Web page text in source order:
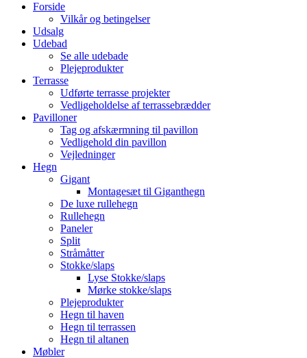
Forside
Vilkår og betingelser
Udsalg
Udebad
Se alle udebade
Plejeprodukter
Terrasse
Udførte terrasse projekter
Vedligeholdelse af terrassebrædder
Pavilloner
Tag og afskærmning til pavillon
Vedligehold din pavillon
Vejledninger
Hegn
Gigant
Montagesæt til Giganthegn
De luxe rullehegn
Rullehegn
Paneler
Split
Stråmåtter
Stokke/slaps
Lyse Stokke/slaps
Mørke stokke/slaps
Plejeprodukter
Hegn til haven
Hegn til terrassen
Hegn til altanen
Møbler